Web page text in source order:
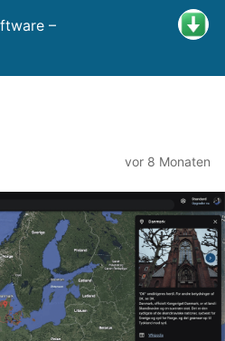
–
vor 8 Monaten